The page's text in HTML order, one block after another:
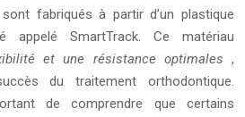
fabriqués à partir d’un plastique
appelé SmartTrack. Ce matériau
et une résistance optimales ,
du traitement orthodontique.
de comprendre que certains